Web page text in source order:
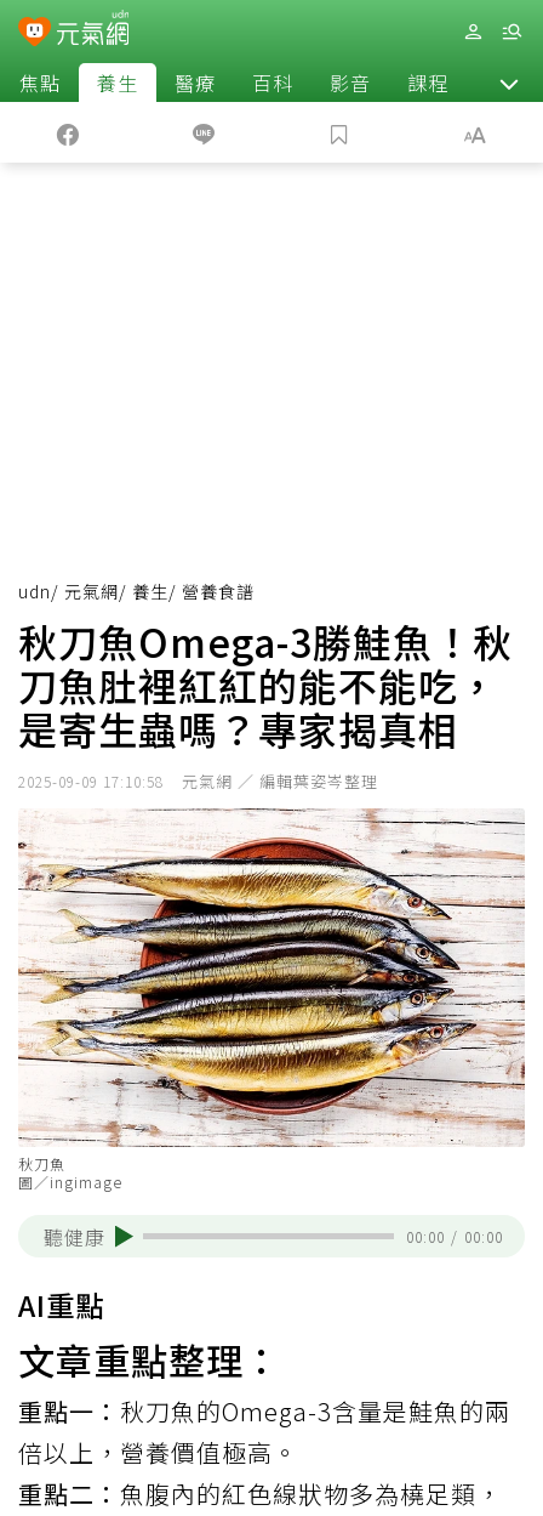
焦點 養生 醫療 百科 影音 課程 退休
udn/ 元氣網/ 養生/ 營養食譜
秋刀魚Omega-3勝鮭魚！秋
刀魚肚裡紅紅的能不能吃，
是寄生蟲嗎？專家揭真相
2025-09-09 17:10:58 元氣網 ／ 編輯葉姿岑整理
秋刀魚
圖／ingimage
聽健康 00:00 / 00:00
AI重點
文章重點整理：
重點一： 秋刀魚的Omega-3含量是鮭魚的兩
倍以上，營養價值極高。
重點二： 魚腹內的紅色線狀物多為橈足類，